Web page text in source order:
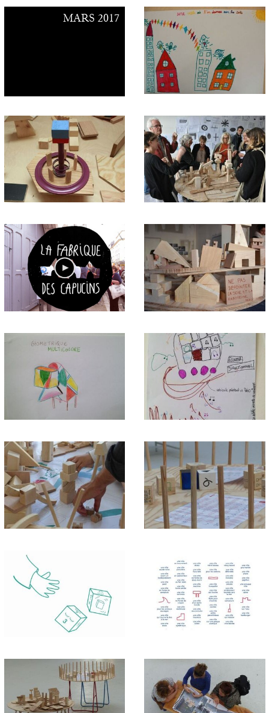
MARS 2017